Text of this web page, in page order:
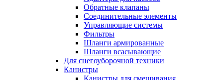
Обратные клапаны
Соединительные элементы
Управляющие системы
Фильтры
Шланги армированные
Шланги всасывающие
Для снегоуборочной техники
Канистры
Канистры для смешивания